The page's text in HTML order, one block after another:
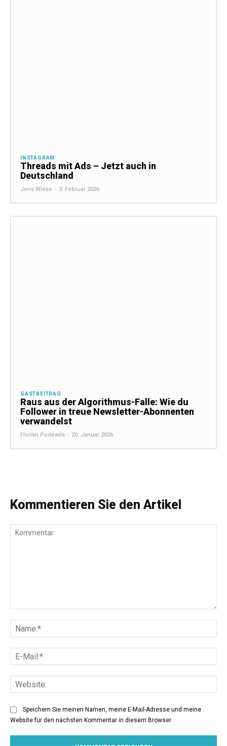
INSTAGRAM
Threads mit Ads – Jetzt auch in
Deutschland
Jens Wiese - 3. Februar 2026
GASTBEITRAG
Raus aus der Algorithmus-Falle: Wie du
Follower in treue Newsletter-Abonnenten
verwandelst
Florian Podewils - 20. Januar 2026
Kommentieren Sie den Artikel
Speichern Sie meinen Namen, meine E-Mail-Adresse und meine
Website für den nächsten Kommentar in diesem Browser.